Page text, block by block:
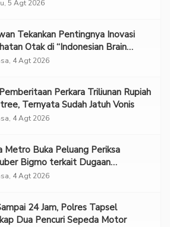
5 Agt 2026
Tekankan Pentingnya Inovasi
Otak di “Indonesian Brain
2026 UPN Veteran Jakarta”
4 Agt 2026
Perkara Triliunan Rupiah
Ternyata Sudah Jatuh Vonis
4 Agt 2026
Metro Buka Peluang Periksa
Bigmo terkait Dugaan
Anak
4 Agt 2026
24 Jam, Polres Tapsel
Dua Pencuri Sepeda Motor